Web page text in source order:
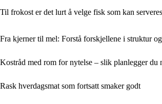
Til frokost er det lurt å velge fisk som kan
Fra kjerner til mel: Forstå forskjellene i struktur
Kostråd med rom for nytelse – slik planlegger du
Rask hverdagsmat som fortsatt smaker godt